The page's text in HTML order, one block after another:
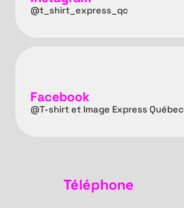
@t_shirt_express_qc
Facebook
@T-shirt et Image Express Québec
Téléphone